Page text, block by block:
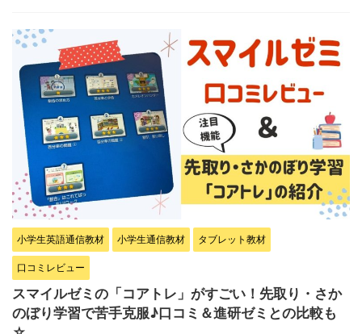
小学生英語通信教材 小学生通信教材 タブレット教材
口コミレビュー
スマイルゼミの「コアトレ」がすごい！先取り・さか
のぼり学習で苦手克服♪口コミ＆進研ゼミとの比較も